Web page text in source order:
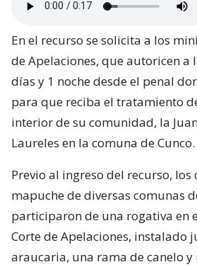
En el recurso se solicita a los
de Apelaciones, que autoricen a
días y 1 noche desde el penal
para que reciba el tratamiento
interior de su comunidad, la
Laureles en la comuna de Cunco.
Previo al ingreso del recurso, los
mapuche de diversas comunas
participaron de una rogativa en
Corte de Apelaciones, instalado
araucaria, una rama de canelo